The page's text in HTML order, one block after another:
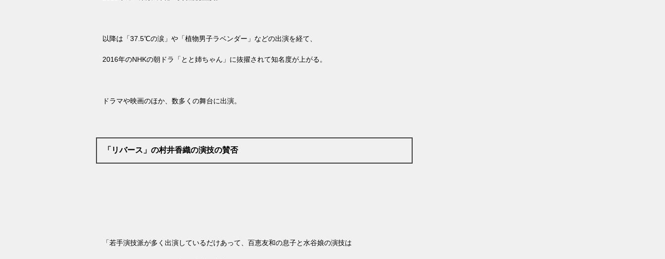
以降は「37.5℃の涙」や「植物男子ラベンダー」などの出演を経て、
2016年のNHKの朝ドラ「とと姉ちゃん」に抜擢されて知名度が上がる。
ドラマや映画のほか、数多くの舞台に出演。
「リバース」の村井香織の演技の賛否
「若手演技派が多く出演しているだけあって、百恵友和の息子と水谷娘の演技は